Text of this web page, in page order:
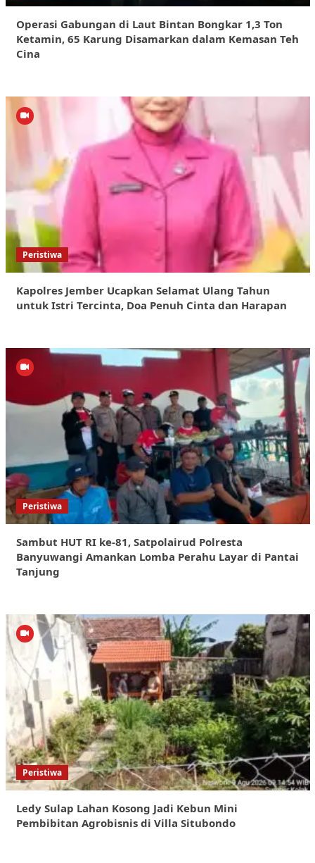
Operasi Gabungan di Laut Bintan Bongkar 1,3 Ton
Ketamin, 65 Karung Disamarkan dalam Kemasan Teh
Cina
Peristiwa
Kapolres Jember Ucapkan Selamat Ulang Tahun
untuk Istri Tercinta, Doa Penuh Cinta dan Harapan
Peristiwa
Sambut HUT RI ke-81, Satpolairud Polresta
Banyuwangi Amankan Lomba Perahu Layar di Pantai
Tanjung
Peristiwa
Ledy Sulap Lahan Kosong Jadi Kebun Mini
Pembibitan Agrobisnis di Villa Situbondo